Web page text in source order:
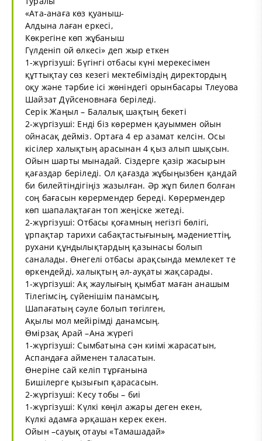
«Ата-анаға көз қуаныш-
Алдына лаған еркесі,
Көкрегіне көп жұбаныш
Гүлденіп ой өлкесі» деп жыр еткен
1-жүргізуші: Бүгінгі отбасы күні мерекесімен
құттықтау сөз кезегі мектебіміздің директордың
оқу және тәрбие ісі жөніндегі орынбасары Тлеуова
Шайзат Дүйсеновнаға беріледі.
Серік Жаңыл – Балалық шақтың бекеті
2-жүргізуші: Енді біз көрермен қауыммен ойын
ойнасақ дейміз. Ортаға 4 ер азамат келсін. Осы
кісілер халықтың арасынан 4 қыз алып шықсын.
Ойын шарты мынадай. Сіздерге қазір жасырын
қағаздар беріледі. Ол қағазда жұбыңызбен қандай
би билейтіндігіңіз жазылған. Әр жұп билеп болған
соң бағасын көрермендер береді. Көрермендер
көп шапалақтаған топ жеңіске жетеді.
2-жүргізуші: Отбасы қоғамның негізгі бөлігі,
ұрпақтар тарихи сабақтастығының, мәдениеттің,
рухани құндылықтардың қазынасы болып
саналады. Өнегелі отбасы арақсында мемлекет те
өркендейді, халықтың әл-ауқаты жақсарады.
1-жүргізуші: Ақ жаулығың қымбат маған анашым
Тілегімсің, сүйенішім панамсың,
Шапағатың сәуле болып төгілген,
Ақылы мол мейірімді данамсың.
Өмірзақ Арай –Ана жүрегі
1-жүргізуші: Сымбатына сән киімі жарасатын,
Аспандаға айменен таласатын.
Өнеріне сай келіп тұрғанына
Бишілерге қызығып қарасасын.
2-жүргізуші: Кесу тобы – биі
1-жүргізуші: Күлкі көңіл ажары деген екен,
Күлкі адамға әрқашан керек екен.
Ойын –сауық отауы «Тамашадай»